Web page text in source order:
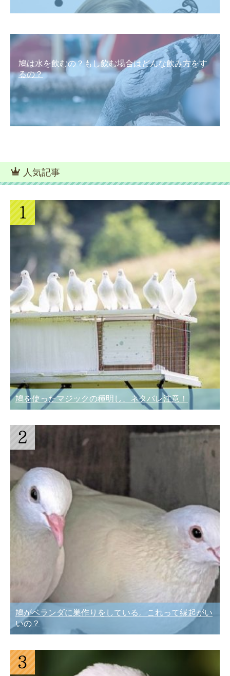
鳩は水を飲むの？もし飲む場合はどんな飲み方をす
るの？
人気記事
鳩を使ったマジックの種明し、ネタバレ注意！
鳩がベランダに巣作りをしている。これって縁起がい
いの？